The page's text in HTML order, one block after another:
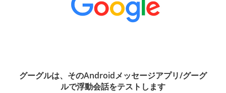
グーグルは、そのAndroidメッセージアプリ/グーグ
ルで浮動会話をテストします